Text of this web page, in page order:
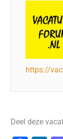
https://
Deel deze